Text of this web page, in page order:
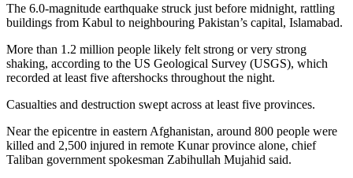
The 6.0-magnitude earthquake struck just before midnight, rattling
buildings from Kabul to neighbouring Pakistan’s capital, Islamabad.
More than 1.2 million people likely felt strong or very strong
shaking, according to the US Geological Survey (USGS), which
recorded at least five aftershocks throughout the night.
Casualties and destruction swept across at least five provinces.
Near the epicentre in eastern Afghanistan, around 800 people were
killed and 2,500 injured in remote Kunar province alone, chief
Taliban government spokesman Zabihullah Mujahid said.